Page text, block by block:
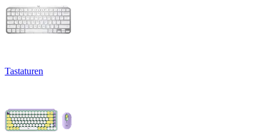
Tastaturen